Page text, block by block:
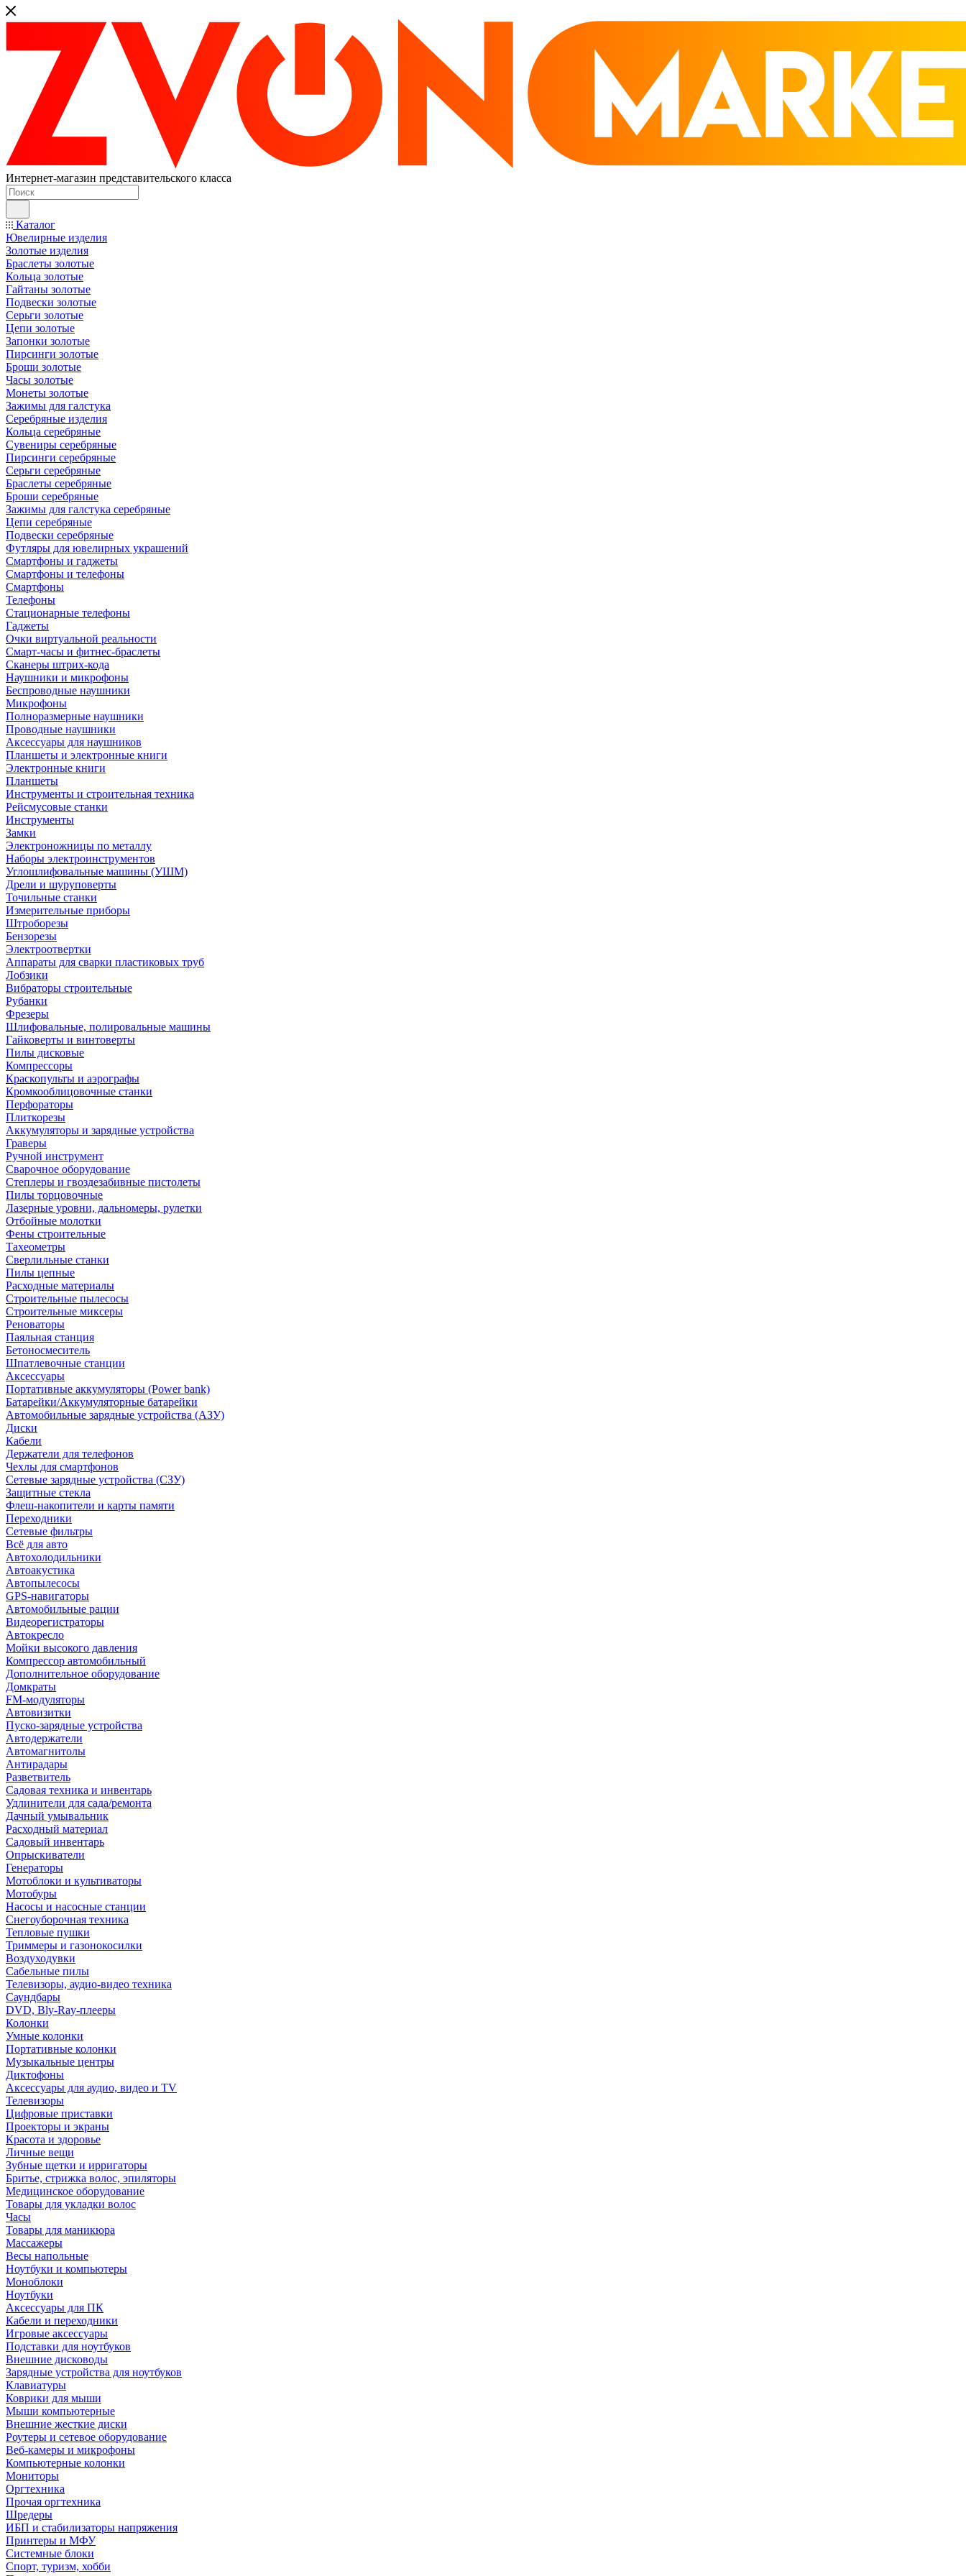
Интернет-магазин представительского класса
Каталог
Ювелирные изделия
Золотые изделия
Браслеты золотые
Кольца золотые
Гайтаны золотые
Подвески золотые
Серьги золотые
Цепи золотые
Запонки золотые
Пирсинги золотые
Броши золотые
Часы золотые
Монеты золотые
Зажимы для галстука
Серебряные изделия
Кольца серебряные
Сувениры серебряные
Пирсинги серебряные
Серьги серебряные
Браслеты серебряные
Броши серебряные
Зажимы для галстука серебряные
Цепи серебряные
Подвески серебряные
Футляры для ювелирных украшений
Смартфоны и гаджеты
Смартфоны и телефоны
Смартфоны
Телефоны
Стационарные телефоны
Гаджеты
Очки виртуальной реальности
Смарт-часы и фитнес-браслеты
Сканеры штрих-кода
Наушники и микрофоны
Беспроводные наушники
Микрофоны
Полноразмерные наушники
Проводные наушники
Аксессуары для наушников
Планшеты и электронные книги
Электронные книги
Планшеты
Инструменты и строительная техника
Рейсмусовые станки
Инструменты
Замки
Электроножницы по металлу
Наборы электроинструментов
Углошлифовальные машины (УШМ)
Дрели и шуруповерты
Точильные станки
Измерительные приборы
Штроборезы
Бензорезы
Электроотвертки
Аппараты для сварки пластиковых труб
Лобзики
Вибраторы строительные
Рубанки
Фрезеры
Шлифовальные, полировальные машины
Гайковерты и винтоверты
Пилы дисковые
Компрессоры
Краскопульты и аэрографы
Кромкооблицовочные станки
Перфораторы
Плиткорезы
Аккумуляторы и зарядные устройства
Граверы
Ручной инструмент
Сварочное оборудование
Степлеры и гвоздезабивные пистолеты
Пилы торцовочные
Лазерные уровни, дальномеры, рулетки
Отбойные молотки
Фены строительные
Тахеометры
Сверлильные станки
Пилы цепные
Расходные материалы
Строительные пылесосы
Строительные миксеры
Реноваторы
Паяльная станция
Бетоносмеситель
Шпатлевочные станции
Аксессуары
Портативные аккумуляторы (Power bank)
Батарейки/Аккумуляторные батарейки
Автомобильные зарядные устройства (АЗУ)
Диски
Кабели
Держатели для телефонов
Чехлы для смартфонов
Сетевые зарядные устройства (СЗУ)
Защитные стекла
Флеш-накопители и карты памяти
Переходники
Сетевые фильтры
Всё для авто
Автохолодильники
Автоакустика
Автопылесосы
GPS-навигаторы
Автомобильные рации
Видеорегистраторы
Автокресло
Мойки высокого давления
Компрессор автомобильный
Дополнительное оборудование
Домкраты
FM-модуляторы
Автовизитки
Пуско-зарядные устройства
Автодержатели
Автомагнитолы
Антирадары
Разветвитель
Садовая техника и инвентарь
Удлинители для сада/ремонта
Дачный умывальник
Расходный материал
Садовый инвентарь
Опрыскиватели
Генераторы
Мотоблоки и культиваторы
Мотобуры
Насосы и насосные станции
Снегоуборочная техника
Тепловые пушки
Триммеры и газонокосилки
Воздуходувки
Сабельные пилы
Телевизоры, аудио-видео техника
Саундбары
DVD, Bly-Ray-плееры
Колонки
Умные колонки
Портативные колонки
Музыкальные центры
Диктофоны
Аксессуары для аудио, видео и TV
Телевизоры
Цифровые приставки
Проекторы и экраны
Красота и здоровье
Личные вещи
Зубные щетки и ирригаторы
Бритье, стрижка волос, эпиляторы
Медицинское оборудование
Товары для укладки волос
Часы
Товары для маникюра
Массажеры
Весы напольные
Ноутбуки и компьютеры
Моноблоки
Ноутбуки
Аксессуары для ПК
Кабели и переходники
Игровые аксессуары
Подставки для ноутбуков
Внешние дисководы
Зарядные устройства для ноутбуков
Клавиатуры
Коврики для мыши
Мыши компьютерные
Внешние жесткие диски
Роутеры и сетевое оборудование
Веб-камеры и микрофоны
Компьютерные колонки
Мониторы
Оргтехника
Прочая оргтехника
Шредеры
ИБП и стабилизаторы напряжения
Принтеры и МФУ
Системные блоки
Спорт, туризм, хобби